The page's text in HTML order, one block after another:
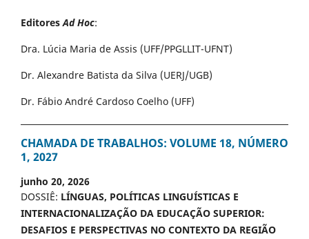
Editores Ad Hoc:
Dra. Lúcia Maria de Assis (UFF/PPGLLIT-UFNT)
Dr. Alexandre Batista da Silva (UERJ/UGB)
Dr. Fábio André Cardoso Coelho (UFF)
CHAMADA DE TRABALHOS: VOLUME 18, NÚMERO
1, 2027
junho 20, 2026
DOSSIÊ: LÍNGUAS, POLÍTICAS LINGUÍSTICAS E
INTERNACIONALIZAÇÃO DA EDUCAÇÃO SUPERIOR:
DESAFIOS E PERSPECTIVAS NO CONTEXTO DA REGIÃO